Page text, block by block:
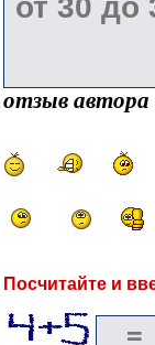
отзыв
Посчитайте и